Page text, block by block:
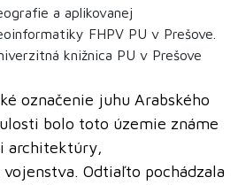
a aplikovanej
FHPV PU v Prešove.
knižnica PU v Prešove
označenie juhu Arabského
bolo toto územie známe
architektúry,
Odtiaľto pochádzala